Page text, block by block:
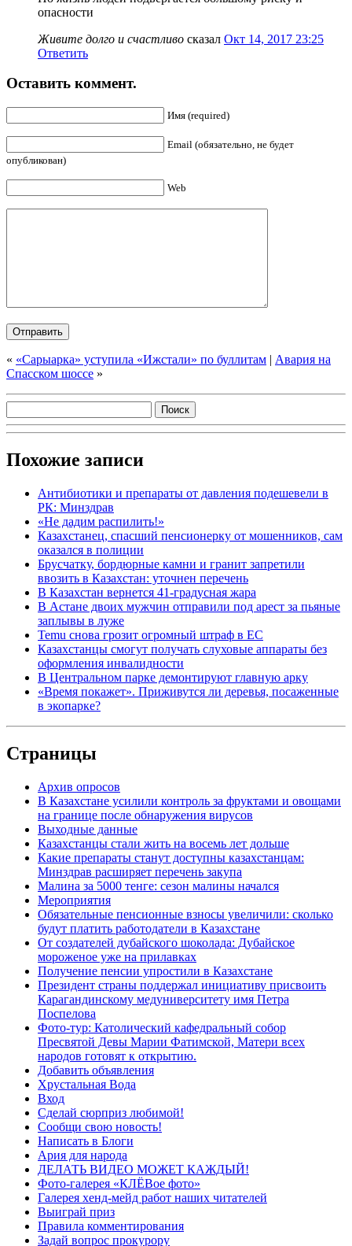
опасности
Живите долго и счастливо сказал Окт 14, 2017 23:25
Ответить
Оставить коммент.
Имя (required)
Email (обязательно, не будет
опубликован)
Web
« «Сарыарка» уступила «Ижстали» по буллитам | Авария на
Спасском шоссе »
Похожие записи
Антибиотики и препараты от давления подешевели в
РК: Минздрав
«Не дадим распилить!»
Казахстанец, спасший пенсионерку от мошенников, сам
оказался в полиции
Брусчатку, бордюрные камни и гранит запретили
ввозить в Казахстан: уточнен перечень
В Казахстан вернется 41-градусная жара
В Астане двоих мужчин отправили под арест за пьяные
заплывы в луже
Temu снова грозит огромный штраф в ЕС
Казахстанцы смогут получать слуховые аппараты без
оформления инвалидности
В Центральном парке демонтируют главную арку
«Время покажет». Приживутся ли деревья, посаженные
в экопарке?
Страницы
Архив опросов
В Казахстане усилили контроль за фруктами и овощами
на границе после обнаружения вирусов
Выходные данные
Казахстанцы стали жить на восемь лет дольше
Какие препараты станут доступны казахстанцам:
Минздрав расширяет перечень закупа
Малина за 5000 тенге: сезон малины начался
Мероприятия
Обязательные пенсионные взносы увеличили: сколько
будут платить работодатели в Казахстане
От создателей дубайского шоколада: Дубайское
мороженое уже на прилавках
Получение пенсии упростили в Казахстане
Президент страны поддержал инициативу присвоить
Карагандинскому медуниверситету имя Петра
Поспелова
Фото-тур: Католический кафедральный собор
Пресвятой Девы Марии Фатимской, Матери всех
народов готовят к открытию.
Добавить объявления
Хрустальная Вода
Вход
Сделай сюрприз любимой!
Сообщи свою новость!
Написать в Блоги
Ария для народа
ДЕЛАТЬ ВИДЕО МОЖЕТ КАЖДЫЙ!
Фото-галерея «КЛЁВое фото»
Галерея хенд-мейд работ наших читателей
Выиграй приз
Правила комментирования
Задай вопрос прокурору